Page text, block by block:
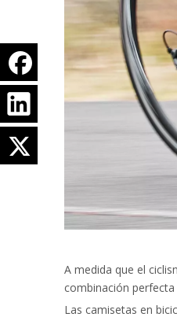
A medida que el
combinación
Las camisetas en